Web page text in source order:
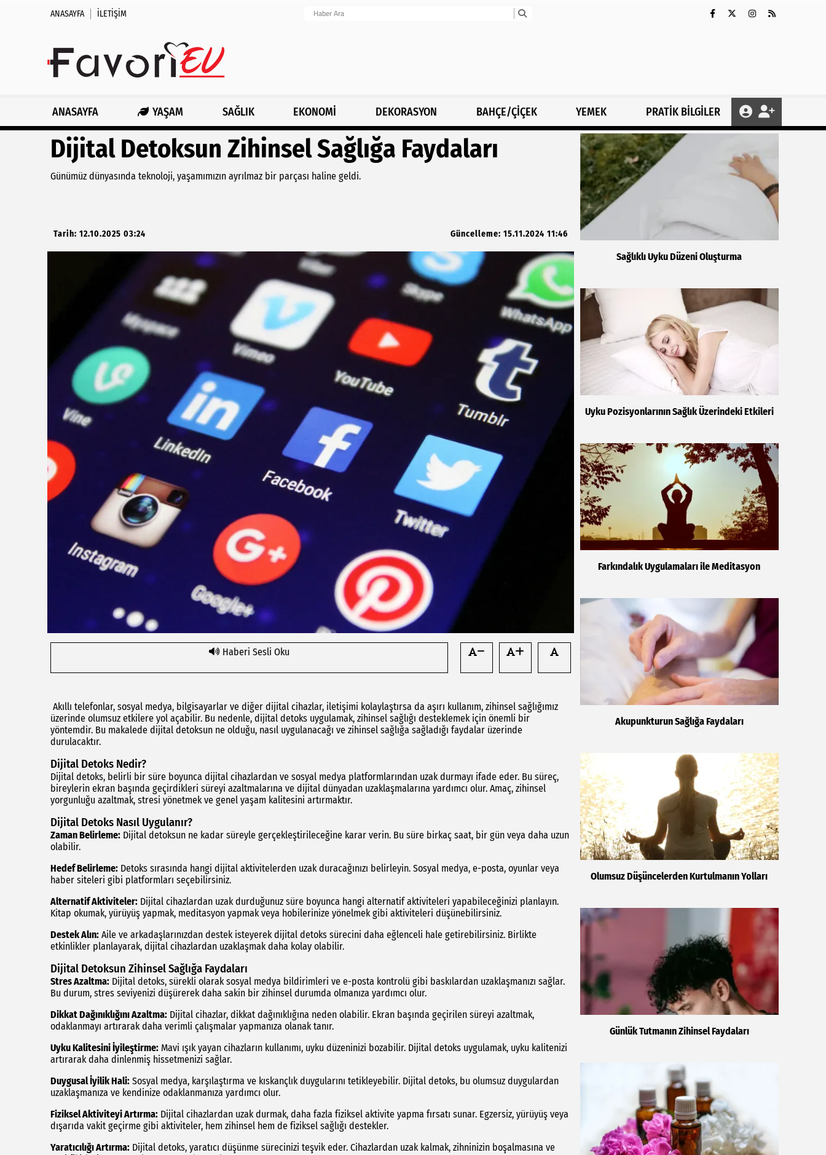
ANASAYFA İLETIŞIM
ANASAYFA YAŞAM SAĞLIK EKONOMİ DEKORASYON BAHÇE/ÇİÇEK YEMEK PRATİK BİLGİLER
Dijital Detoksun Zihinsel Sağlığa Faydaları
Günümüz dünyasında teknoloji, yaşamımızın ayrılmaz bir parçası haline geldi.
Tarih: 12.10.2025 03:24 Güncelleme: 15.11.2024 11:46
Haberi Sesli Oku
Akıllı telefonlar, sosyal medya, bilgisayarlar ve diğer dijital cihazlar, iletişimi kolaylaştırsa da aşırı kullanım, zihinsel sağlığımız
üzerinde olumsuz etkilere yol açabilir. Bu nedenle, dijital detoks uygulamak, zihinsel sağlığı desteklemek için önemli bir
yöntemdir. Bu makalede dijital detoksun ne olduğu, nasıl uygulanacağı ve zihinsel sağlığa sağladığı faydalar üzerinde
durulacaktır.
Dijital Detoks Nedir?
Dijital detoks, belirli bir süre boyunca dijital cihazlardan ve sosyal medya platformlarından uzak durmayı ifade eder. Bu süreç,
bireylerin ekran başında geçirdikleri süreyi azaltmalarına ve dijital dünyadan uzaklaşmalarına yardımcı olur. Amaç, zihinsel
yorgunluğu azaltmak, stresi yönetmek ve genel yaşam kalitesini artırmaktır.
Dijital Detoks Nasıl Uygulanır?
Zaman Belirleme: Dijital detoksun ne kadar süreyle gerçekleştirileceğine karar verin. Bu süre birkaç saat, bir gün veya daha uzun
olabilir.
Hedef Belirleme: Detoks sırasında hangi dijital aktivitelerden uzak duracağınızı belirleyin. Sosyal medya, e-posta, oyunlar veya
haber siteleri gibi platformları seçebilirsiniz.
Alternatif Aktiviteler: Dijital cihazlardan uzak durduğunuz süre boyunca hangi alternatif aktiviteleri yapabileceğinizi planlayın.
Kitap okumak, yürüyüş yapmak, meditasyon yapmak veya hobilerinize yönelmek gibi aktiviteleri düşünebilirsiniz.
Destek Alın: Aile ve arkadaşlarınızdan destek isteyerek dijital detoks sürecini daha eğlenceli hale getirebilirsiniz. Birlikte
etkinlikler planlayarak, dijital cihazlardan uzaklaşmak daha kolay olabilir.
Dijital Detoksun Zihinsel Sağlığa Faydaları
Stres Azaltma: Dijital detoks, sürekli olarak sosyal medya bildirimleri ve e-posta kontrolü gibi baskılardan uzaklaşmanızı sağlar.
Bu durum, stres seviyenizi düşürerek daha sakin bir zihinsel durumda olmanıza yardımcı olur.
Dikkat Dağınıklığını Azaltma: Dijital cihazlar, dikkat dağınıklığına neden olabilir. Ekran başında geçirilen süreyi azaltmak,
odaklanmayı artırarak daha verimli çalışmalar yapmanıza olanak tanır.
Uyku Kalitesini İyileştirme: Mavi ışık yayan cihazların kullanımı, uyku düzeninizi bozabilir. Dijital detoks uygulamak, uyku kalitenizi
artırarak daha dinlenmiş hissetmenizi sağlar.
Duygusal İyilik Hali: Sosyal medya, karşılaştırma ve kıskançlık duygularını tetikleyebilir. Dijital detoks, bu olumsuz duygulardan
uzaklaşmanıza ve kendinize odaklanmanıza yardımcı olur.
Fiziksel Aktiviteyi Artırma: Dijital cihazlardan uzak durmak, daha fazla fiziksel aktivite yapma fırsatı sunar. Egzersiz, yürüyüş veya
dışarıda vakit geçirme gibi aktiviteler, hem zihinsel hem de fiziksel sağlığı destekler.
Yaratıcılığı Artırma: Dijital detoks, yaratıcı düşünme sürecinizi teşvik eder. Cihazlardan uzak kalmak, zihninizin boşalmasına ve
Sağlıklı Uyku Düzeni Oluşturma
Uyku Pozisyonlarının Sağlık Üzerindeki Etkileri
Farkındalık Uygulamaları ile Meditasyon
Akupunkturun Sağlığa Faydaları
Olumsuz Düşüncelerden Kurtulmanın Yolları
Günlük Tutmanın Zihinsel Faydaları